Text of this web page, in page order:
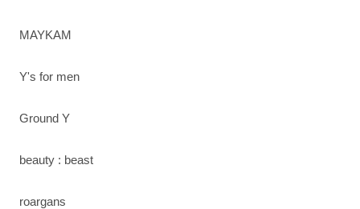
MAYKAM
Y's for men
Ground Y
beauty : beast
roargans